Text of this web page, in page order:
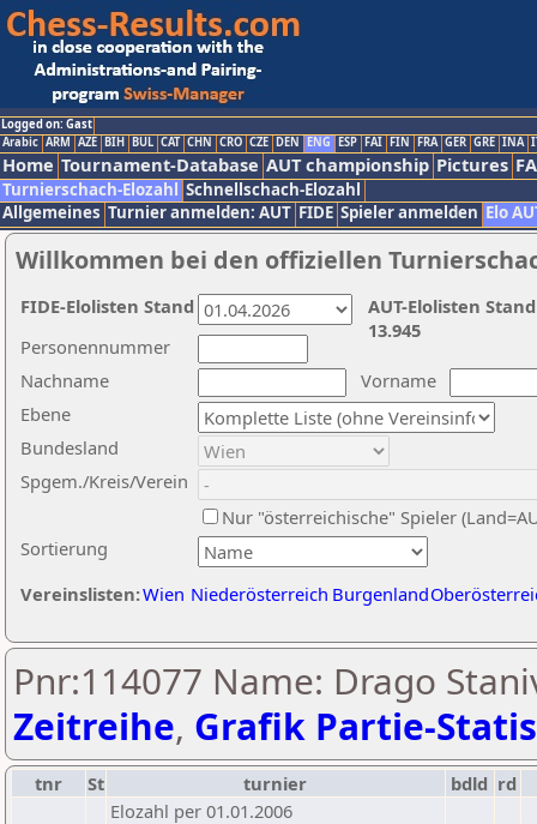
Logged on: Gast
Arabic ARM AZE BIH BUL CAT CHN CRO CZE DEN ENG ESP FAI FIN FRA GER GRE INA
Home Tournament-Database AUT championship Pictures
Turnierschach-Elozahl Schnellschach-Elozahl
Allgemeines Turnier anmelden: AUT FIDE Spieler anmelden Elo
Willkommen bei den offiziellen
Nachname
Vorname
Ebene
Sortierung
Personennummer
Bundesland
Spgem./Kreis/Verein
Nur "österreichische" Spieler
Vereinslisten:Wien Niederösterreich Burgenland
AUT-Elolisten
13.945
FIDE-Elolisten Stand
Pnr:114077 Name: Drago
Zeitreihe, Grafik Partie-
tnr St turnier bdld rd
Elozahl per 01.01.2006